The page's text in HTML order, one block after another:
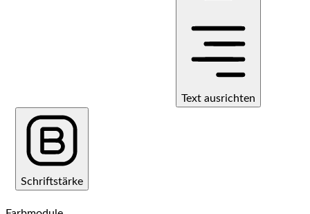
Text ausrichten
Schriftstärke